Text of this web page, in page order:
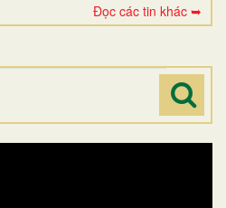
Đọc các tin khác ➥